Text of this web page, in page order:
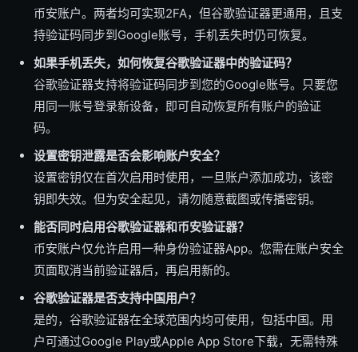
币安账户。两者均可实现2FA，但谷歌验证器更通用，且支
持验证码同步到Google账号，手机丢失时仍可恢复。
如果手机丢失，如何恢复谷歌验证器中的验证码？
谷歌验证器支持将验证码同步到您的Google账号。只要您
用同一账号登录新设备，即可自动恢复所有账户的验证
码。
设置密钥泄露是否会影响账户安全？
设置密钥仅在首次启用时使用，一旦账户添加成功，该密
钥即失效。但为安全起见，请勿随意截图或传播密钥。
能否同时启用谷歌验证器和币安验证器？
币安账户仅允许启用一种身份验证器App。您需在账户安全
页面取消当前验证器后，再启用新的。
谷歌验证器是否支持中国用户？
是的，谷歌验证器在全球范围内均可使用，包括中国。用
户可通过Google Play或Apple App Store下载，无需特殊